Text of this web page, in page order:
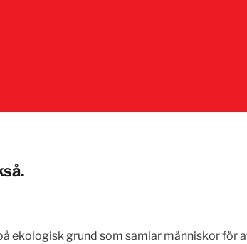
grund som samlar människor för